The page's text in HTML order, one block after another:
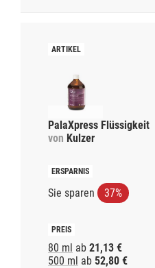
PalaXpress Flüssigkeit
von Kulzer
Sie sparen 37%
80 ml ab 21,13 €
500 ml ab 52,80 €